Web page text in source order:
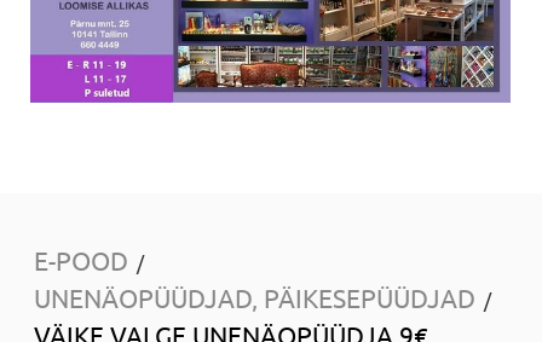
E-POOD /
UNENÄOPÜÜDJAD, PÄIKESEPÜÜDJAD /
VÄIKE VALGE UNENÄOPÜÜDJA 9€